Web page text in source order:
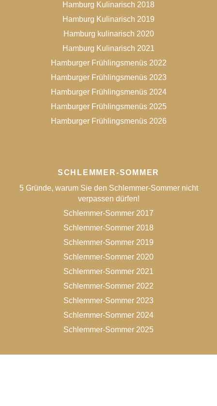
Hamburg Kulinarisch 2018
Hamburg Kulinarisch 2019
Hamburg kulinarisch 2020
Hamburg Kulinarisch 2021
Hamburger Frühlingsmenüs 2022
Hamburger Frühlingsmenüs 2023
Hamburger Frühlingsmenüs 2024
Hamburger Frühlingsmenüs 2025
Hamburger Frühlingsmenüs 2026
SCHLEMMER-SOMMER
5 Gründe, warum Sie den Schlemmer-Sommer nicht
verpassen dürfen!
Schlemmer-Sommer 2017
Schlemmer-Sommer 2018
Schlemmer-Sommer 2019
Schlemmer-Sommer 2020
Schlemmer-Sommer 2021
Schlemmer-Sommer 2022
Schlemmer-Sommer 2023
Schlemmer-Sommer 2024
Schlemmer-Sommer 2025